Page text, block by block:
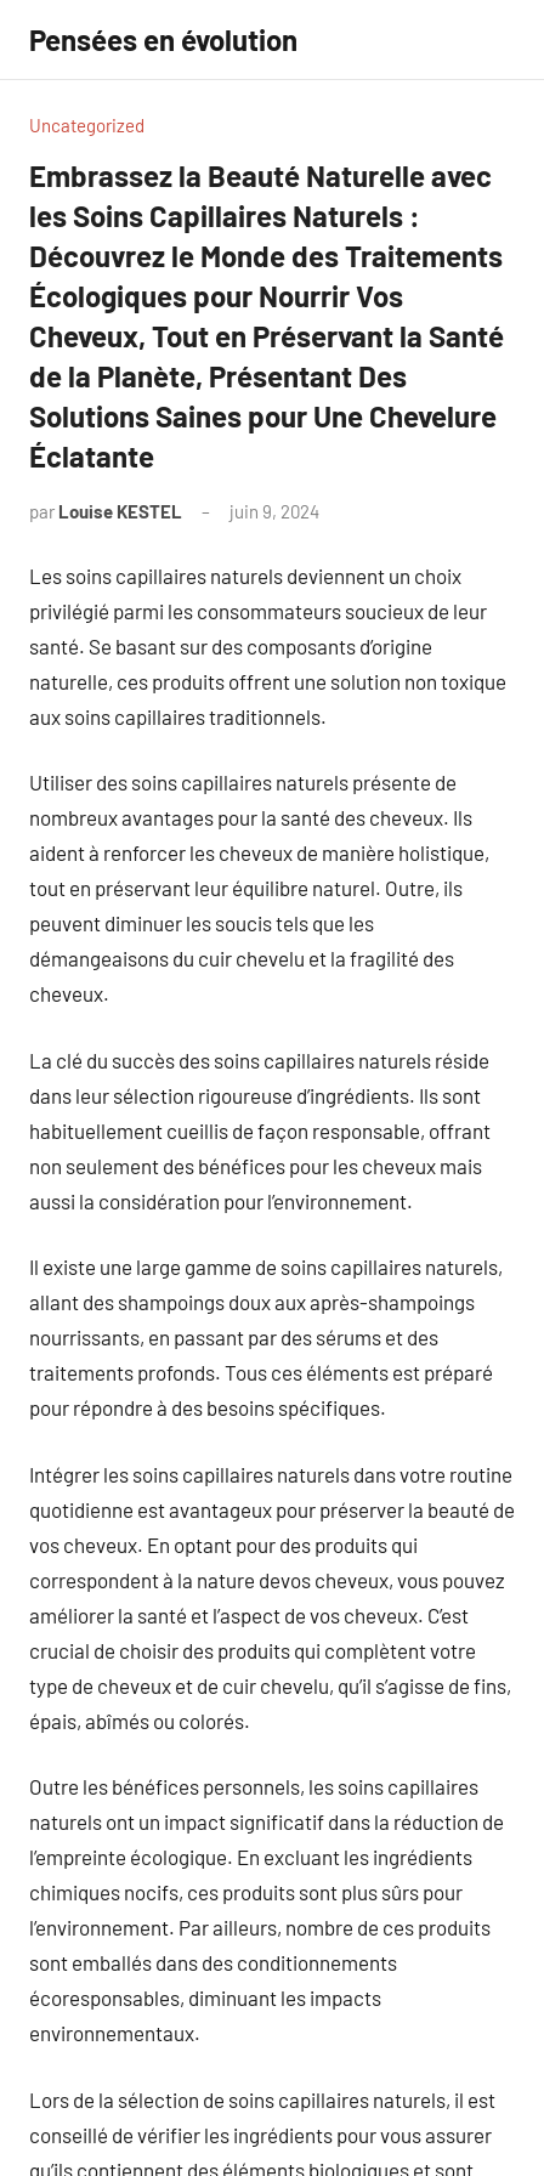
contenu
Pensées en évolution
Uncategorized
Embrassez la Beauté Naturelle avec
les Soins Capillaires Naturels :
Découvrez le Monde des Traitements
Écologiques pour Nourrir Vos
Cheveux, Tout en Préservant la Santé
de la Planète, Présentant Des
Solutions Saines pour Une Chevelure
Éclatante
par Louise KESTEL juin 9, 2024
Les soins capillaires naturels deviennent un choix
privilégié parmi les consommateurs soucieux de leur
santé. Se basant sur des composants d’origine
naturelle, ces produits offrent une solution non toxique
aux soins capillaires traditionnels.
Utiliser des soins capillaires naturels présente de
nombreux avantages pour la santé des cheveux. Ils
aident à renforcer les cheveux de manière holistique,
tout en préservant leur équilibre naturel. Outre, ils
peuvent diminuer les soucis tels que les
démangeaisons du cuir chevelu et la fragilité des
cheveux.
La clé du succès des soins capillaires naturels réside
dans leur sélection rigoureuse d’ingrédients. Ils sont
habituellement cueillis de façon responsable, offrant
non seulement des bénéfices pour les cheveux mais
aussi la considération pour l’environnement.
Il existe une large gamme de soins capillaires naturels,
allant des shampoings doux aux après-shampoings
nourrissants, en passant par des sérums et des
traitements profonds. Tous ces éléments est préparé
pour répondre à des besoins spécifiques.
Intégrer les soins capillaires naturels dans votre routine
quotidienne est avantageux pour préserver la beauté de
vos cheveux. En optant pour des produits qui
correspondent à la nature devos cheveux, vous pouvez
améliorer la santé et l’aspect de vos cheveux. C’est
crucial de choisir des produits qui complètent votre
type de cheveux et de cuir chevelu, qu’il s’agisse de fins,
épais, abîmés ou colorés.
Outre les bénéfices personnels, les soins capillaires
naturels ont un impact significatif dans la réduction de
l’empreinte écologique. En excluant les ingrédients
chimiques nocifs, ces produits sont plus sûrs pour
l’environnement. Par ailleurs, nombre de ces produits
sont emballés dans des conditionnements
écoresponsables, diminuant les impacts
environnementaux.
Lors de la sélection de soins capillaires naturels, il est
conseillé de vérifier les ingrédients pour vous assurer
qu’ils contiennent des éléments biologiques et sont